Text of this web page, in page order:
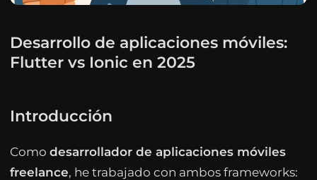
Desarrollo de aplicaciones móviles:
Flutter vs Ionic en 2025
Introducción
Como desarrollador de aplicaciones móviles
freelance, he trabajado con ambos frameworks: